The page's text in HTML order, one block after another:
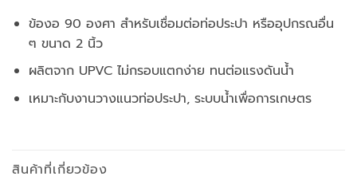
ข้องอ 90 องศา สำหรับเชื่อมต่อท่อประปา หรืออุปกรณอื่น
ๆ ขนาด 2 นิ้ว
ผลิตจาก UPVC ไม่กรอบแตกง่าย ทนต่อแรงดันน้ำ
เหมาะกับงานวางแนวท่อประปา, ระบบน้ำเพื่อการเกษตร
สินค้าที่เกี่ยวข้อง